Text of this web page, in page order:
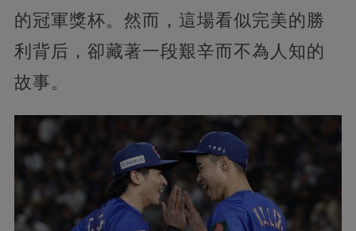
的冠軍獎杯。然而，這場看似完美的勝
利背后，卻藏著一段艱辛而不為人知的
故事。